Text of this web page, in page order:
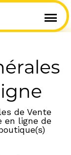
de Vente
en ligne de